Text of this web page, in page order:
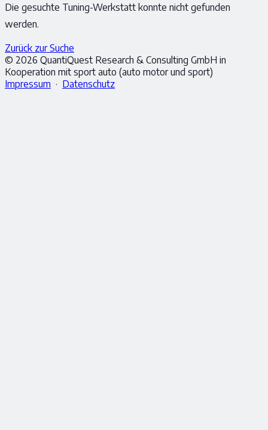
Die gesuchte Tuning-Werkstatt konnte nicht gefunden
werden.
Zurück zur Suche
© 2026 QuantiQuest Research & Consulting GmbH in
Kooperation mit sport auto (auto motor und sport)
Impressum · Datenschutz